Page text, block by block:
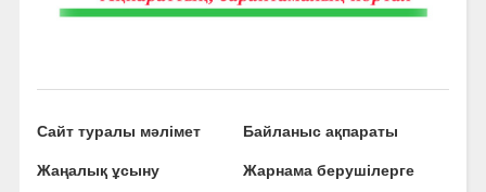
Сайт туралы мәлімет Байланыс ақпараты
Жаңалық ұсыну Жарнама берушілерге